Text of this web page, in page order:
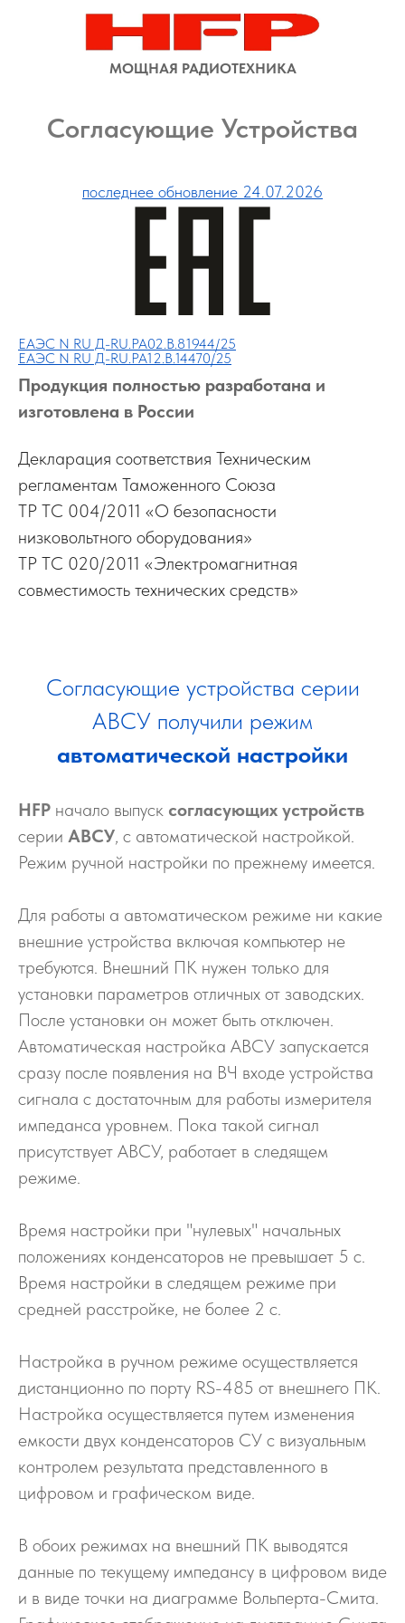
МОЩНАЯ РАДИОТЕХНИКА
Согласующие Устройства
последнее обновление 24.07.2026
ЕАЭС N RU Д-RU.РА02.В.81944/25
ЕАЭС N RU Д-RU.РА12.В.14470/25
Продукция полностью разработана и
изготовлена в России
Декларация соответствия Техническим
регламентам Таможенного Союза
ТР ТС 004/2011 «О безопасности
низковольтного оборудования»
ТР ТС 020/2011 «Электромагнитная
совместимость технических средств»
Согласующие устройства серии
АВСУ получили режим
автоматической настройки
HFP начало выпуск согласующих устройств
серии АВСУ, с автоматической настройкой.
Режим ручной настройки по прежнему имеется.
Для работы а автоматическом режиме ни какие
внешние устройства включая компьютер не
требуются. Внешний ПК нужен только для
установки параметров отличных от заводских.
После установки он может быть отключен.
Автоматическая настройка АВСУ запускается
сразу после появления на ВЧ входе устройства
сигнала с достаточным для работы измерителя
импеданса уровнем. Пока такой сигнал
присутствует АВСУ, работает в следящем
режиме.
Время настройки при "нулевых" начальных
положениях конденсаторов не превышает 5 с.
Время настройки в следящем режиме при
средней расстройке, не более 2 с.
Настройка в ручном режиме осуществляется
дистанционно по порту RS-485 от внешнего ПК.
Настройка осуществляется путем изменения
емкости двух конденсаторов СУ с визуальным
контролем результата представленного в
цифровом и графическом виде.
В обоих режимах на внешний ПК выводятся
данные по текущему импедансу в цифровом виде
и в виде точки на диаграмме Вольперта-Смита.